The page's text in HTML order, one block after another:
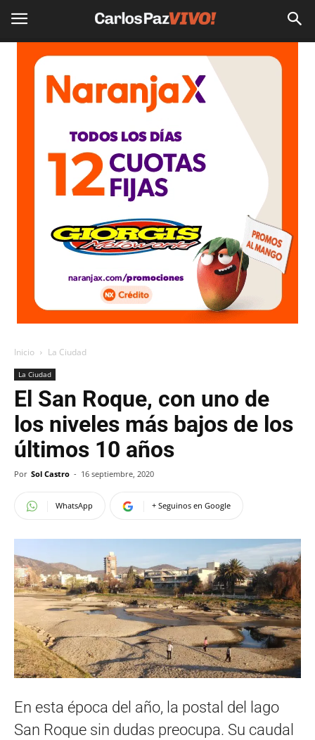
Inicio La Ciudad
La Ciudad
El San Roque, con uno de
los niveles más bajos de los
últimos 10 años
Por Sol Castro - 16 septiembre, 2020
WhatsApp + Seguinos en Google
En esta época del año, la postal del lago
San Roque sin dudas preocupa. Su caudal